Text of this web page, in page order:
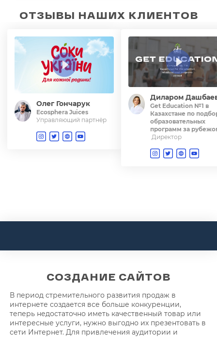
ОТЗЫВЫ НАШИХ КЛИЕНТОВ
Олег Гончарук
Ecosphera Juices
Управляющий партнёр
Диларом
Get Education №1 в
Казахстане по
образовательных
программ за
Директор
СОЗДАНИЕ САЙТОВ
В период стремительного развития продаж в
интернете создается все больше конкуренции,
теперь недостаточно иметь качественный товар или
интересные услуги, нужно выгодно их презентовать в
сети Интернет. Для привлечения аудитории и